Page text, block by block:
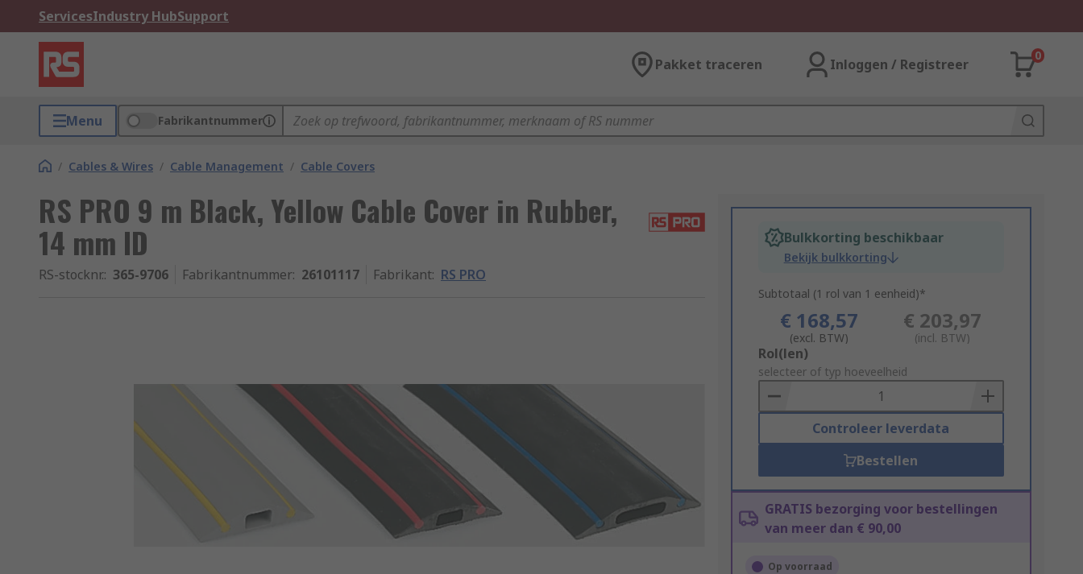
ServicesIndustry HubSupport
Pakket traceren Inloggen / Registreer
0
Menu Fabrikantnummer
/ Cables & Wires / Cable Management / Cable Covers
RS PRO 9 m Black, Yellow Cable Cover in Rubber,
14 mm ID
RS-stocknr.: 365-9706 Fabrikantnummer: 26101117 Fabrikant: RS PRO
Bulkkorting beschikbaar
Bekijk bulkkorting
Subtotaal (1 rol van 1 eenheid)*
€ 168,57
(excl. BTW)
€ 203,97
(incl. BTW)
Add
to
Basket
Rol(len)
selecteer of typ hoeveelheid
Controleer leverdata
Bestellen
GRATIS bezorging voor bestellingen
van meer dan € 90,00
Op voorraad